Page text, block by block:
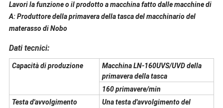
Lavori la funzione o il prodotto a macchina fatto dalle macchine di
A: Produttore della primavera della tasca del macchinario del
materasso di Nobo
Dati tecnici:
Capacità di produzione
Macchina LN-160UVS/UVD della
primavera della tasca
160 primavere/min
Testa d'avvolgimento
Una testa d'avvolgimento del